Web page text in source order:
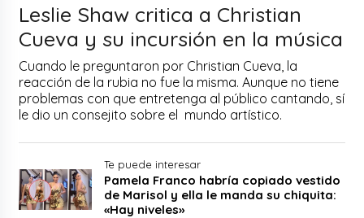
Leslie Shaw critica a Christian
Cueva y su incursión en la música
Cuando le preguntaron por Christian Cueva, la
reacción de la rubia no fue la misma. Aunque no tiene
problemas con que entretenga al público cantando, sí
le dio un consejito sobre el mundo artístico.
Te puede interesar
Pamela Franco habría copiado vestido
de Marisol y ella le manda su chiquita:
«Hay niveles»